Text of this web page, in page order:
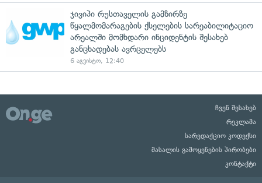
ჯივიპი რუსთაველის გამზირზე
წყალმომარაგების ქსელების სარეაბილიტაციო
არეალში მომხდარი ინციდენტის შესახებ
განცხადებას ავრცელებს
6 აგვისტო, 12:40
ჩვენ შესახებ
რეკლამა
სარედაქციო კოდექსი
მასალის გამოყენების პირობები
კონტაქტი